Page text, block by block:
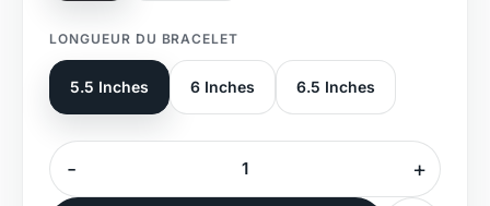
LONGUEUR DU BRACELET
5.5 Inches 6 Inches 6.5 Inches